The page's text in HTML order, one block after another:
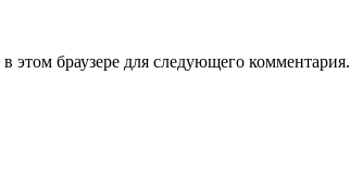
этом браузере для следующего комментария.